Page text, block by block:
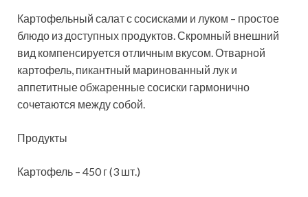
Картофельный салат с сосисками и луком – простое
блюдо из доступных продуктов. Скромный внешний
вид компенсируется отличным вкусом. Отварной
картофель, пикантный маринованный лук и
аппетитные обжаренные сосиски гармонично
сочетаются между собой.
Продукты
Картофель – 450 г (3 шт.)